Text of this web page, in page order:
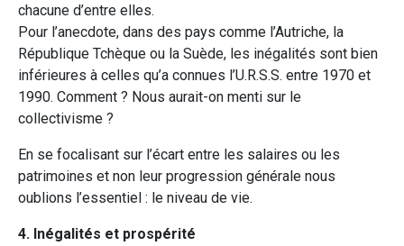
chacune d’entre elles.
Pour l’anecdote, dans des pays comme l’Autriche, la
République Tchèque ou la Suède, les inégalités sont bien
inférieures à celles qu’a connues l’U.R.S.S. entre 1970 et
1990. Comment ? Nous aurait-on menti sur le
collectivisme ?
En se focalisant sur l’écart entre les salaires ou les
patrimoines et non leur progression générale nous
oublions l’essentiel : le niveau de vie.
4. Inégalités et prospérité